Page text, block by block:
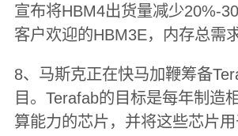
宣布将HBM4出货量减少20%-
客户欢迎的HBM3E，内存总需
8、马斯克正在快马加鞭筹备
目。Terafab的目标是每年制造
算能力的芯片，并将这些芯片